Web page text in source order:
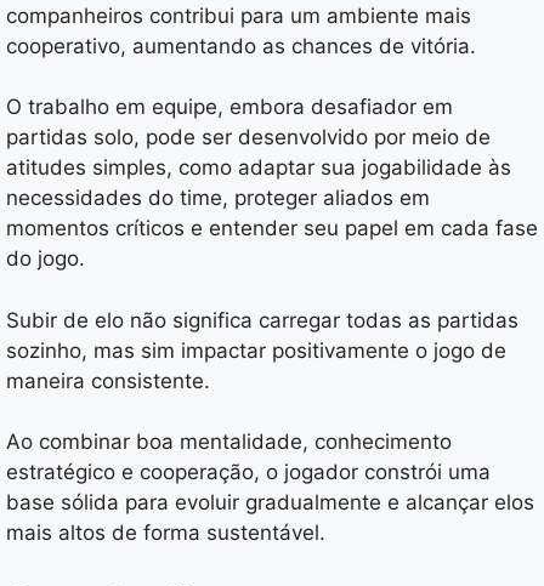
companheiros contribui para um ambiente mais
cooperativo, aumentando as chances de vitória.
O trabalho em equipe, embora desafiador em
partidas solo, pode ser desenvolvido por meio de
atitudes simples, como adaptar sua jogabilidade às
necessidades do time, proteger aliados em
momentos críticos e entender seu papel em cada fase
do jogo.
Subir de elo não significa carregar todas as partidas
sozinho, mas sim impactar positivamente o jogo de
maneira consistente.
Ao combinar boa mentalidade, conhecimento
estratégico e cooperação, o jogador constrói uma
base sólida para evoluir gradualmente e alcançar elos
mais altos de forma sustentável.